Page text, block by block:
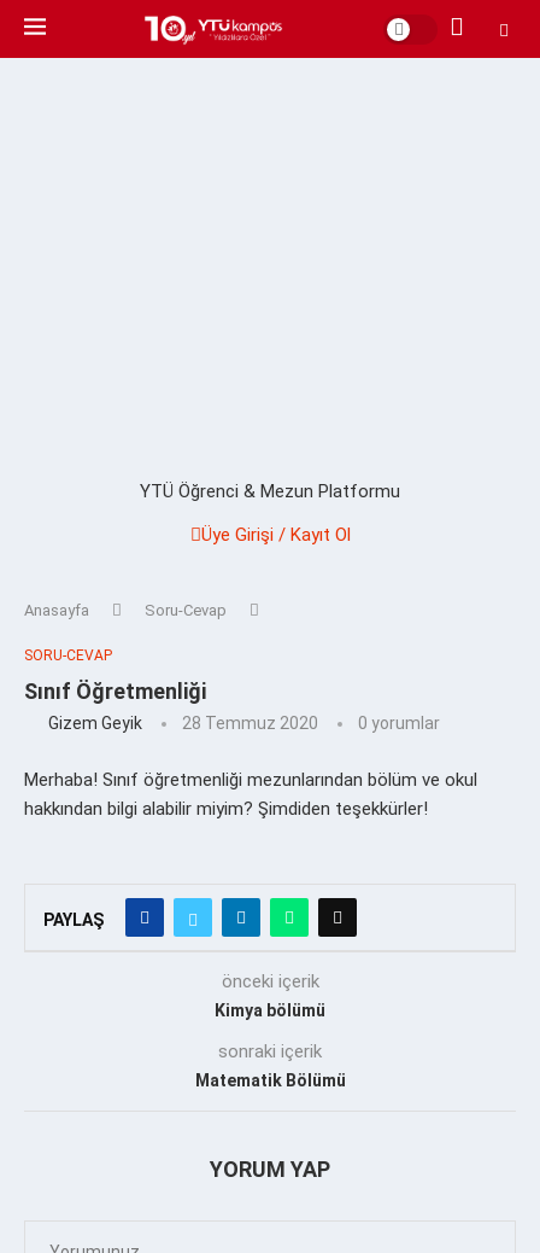
YTÜ Öğrenci & Mezun Platformu
Üye Girişi / Kayıt Ol
Anasayfa Soru-Cevap
SORU-CEVAP
Sınıf Öğretmenliği
Gizem Geyik 28 Temmuz 2020 0 yorumlar
Merhaba! Sınıf öğretmenliği mezunlarından bölüm ve okul
hakkından bilgi alabilir miyim? Şimdiden teşekkürler!
PAYLAŞ
önceki içerik
Kimya bölümü
sonraki içerik
Matematik Bölümü
YORUM YAP